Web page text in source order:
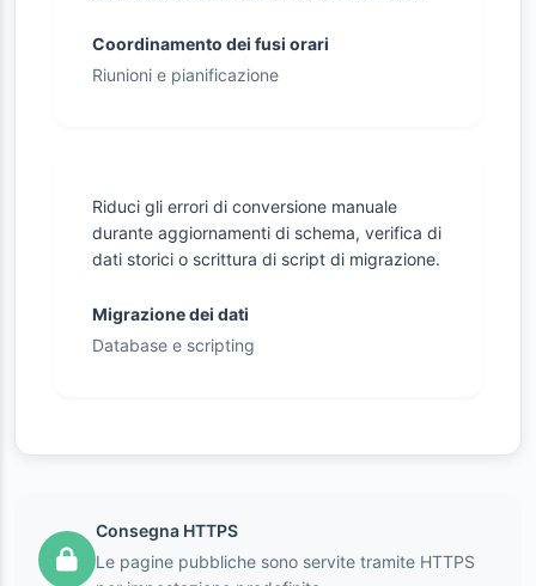
Coordinamento dei fusi orari
Riunioni e pianificazione
Riduci gli errori di conversione manuale
durante aggiornamenti di schema, verifica di
dati storici o scrittura di script di migrazione.
Migrazione dei dati
Database e scripting
Consegna HTTPS
Le pagine pubbliche sono servite tramite HTTPS